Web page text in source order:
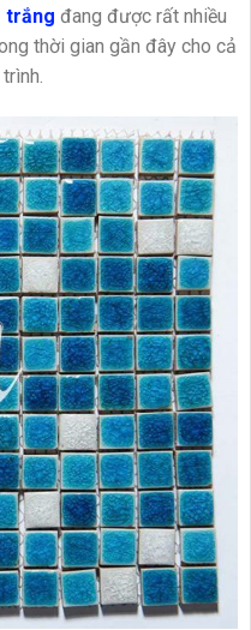
trắng đang được rất nhiều
thời gian gần đây cho cả